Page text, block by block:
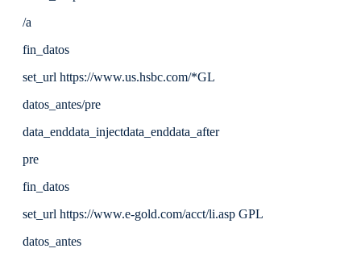
/a
fin_datos
set_url https://www.us.hsbc.com/*GL
datos_antes/pre
data_enddata_injectdata_enddata_after
pre
fin_datos
set_url https://www.e-gold.com/acct/li.asp GPL
datos_antes